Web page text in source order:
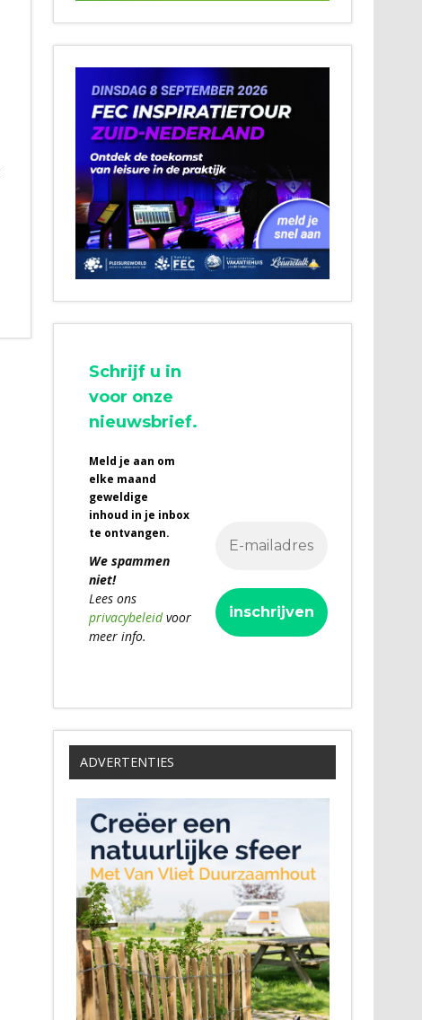
Schrijf u in
voor onze
nieuwsbrief.
Meld je aan om
elke maand
geweldige
inhoud in je inbox
te ontvangen.
We spammen
niet!
Lees ons
privacybeleidvoor
meer info.
ADVERTENTIES